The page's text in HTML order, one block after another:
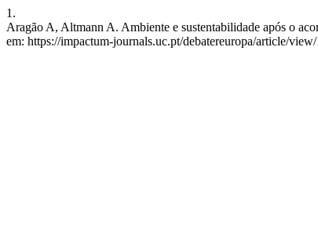
1.
Aragão A, Altmann A. Ambiente e sustentabilidade após o
em: https://impactum-journals.uc.pt/debatereuropa/article/